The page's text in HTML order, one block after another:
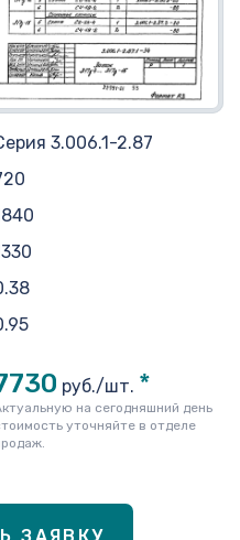
3.006.1-2.87
руб./шт. *
на сегодняшний день
уточняйте в отделе